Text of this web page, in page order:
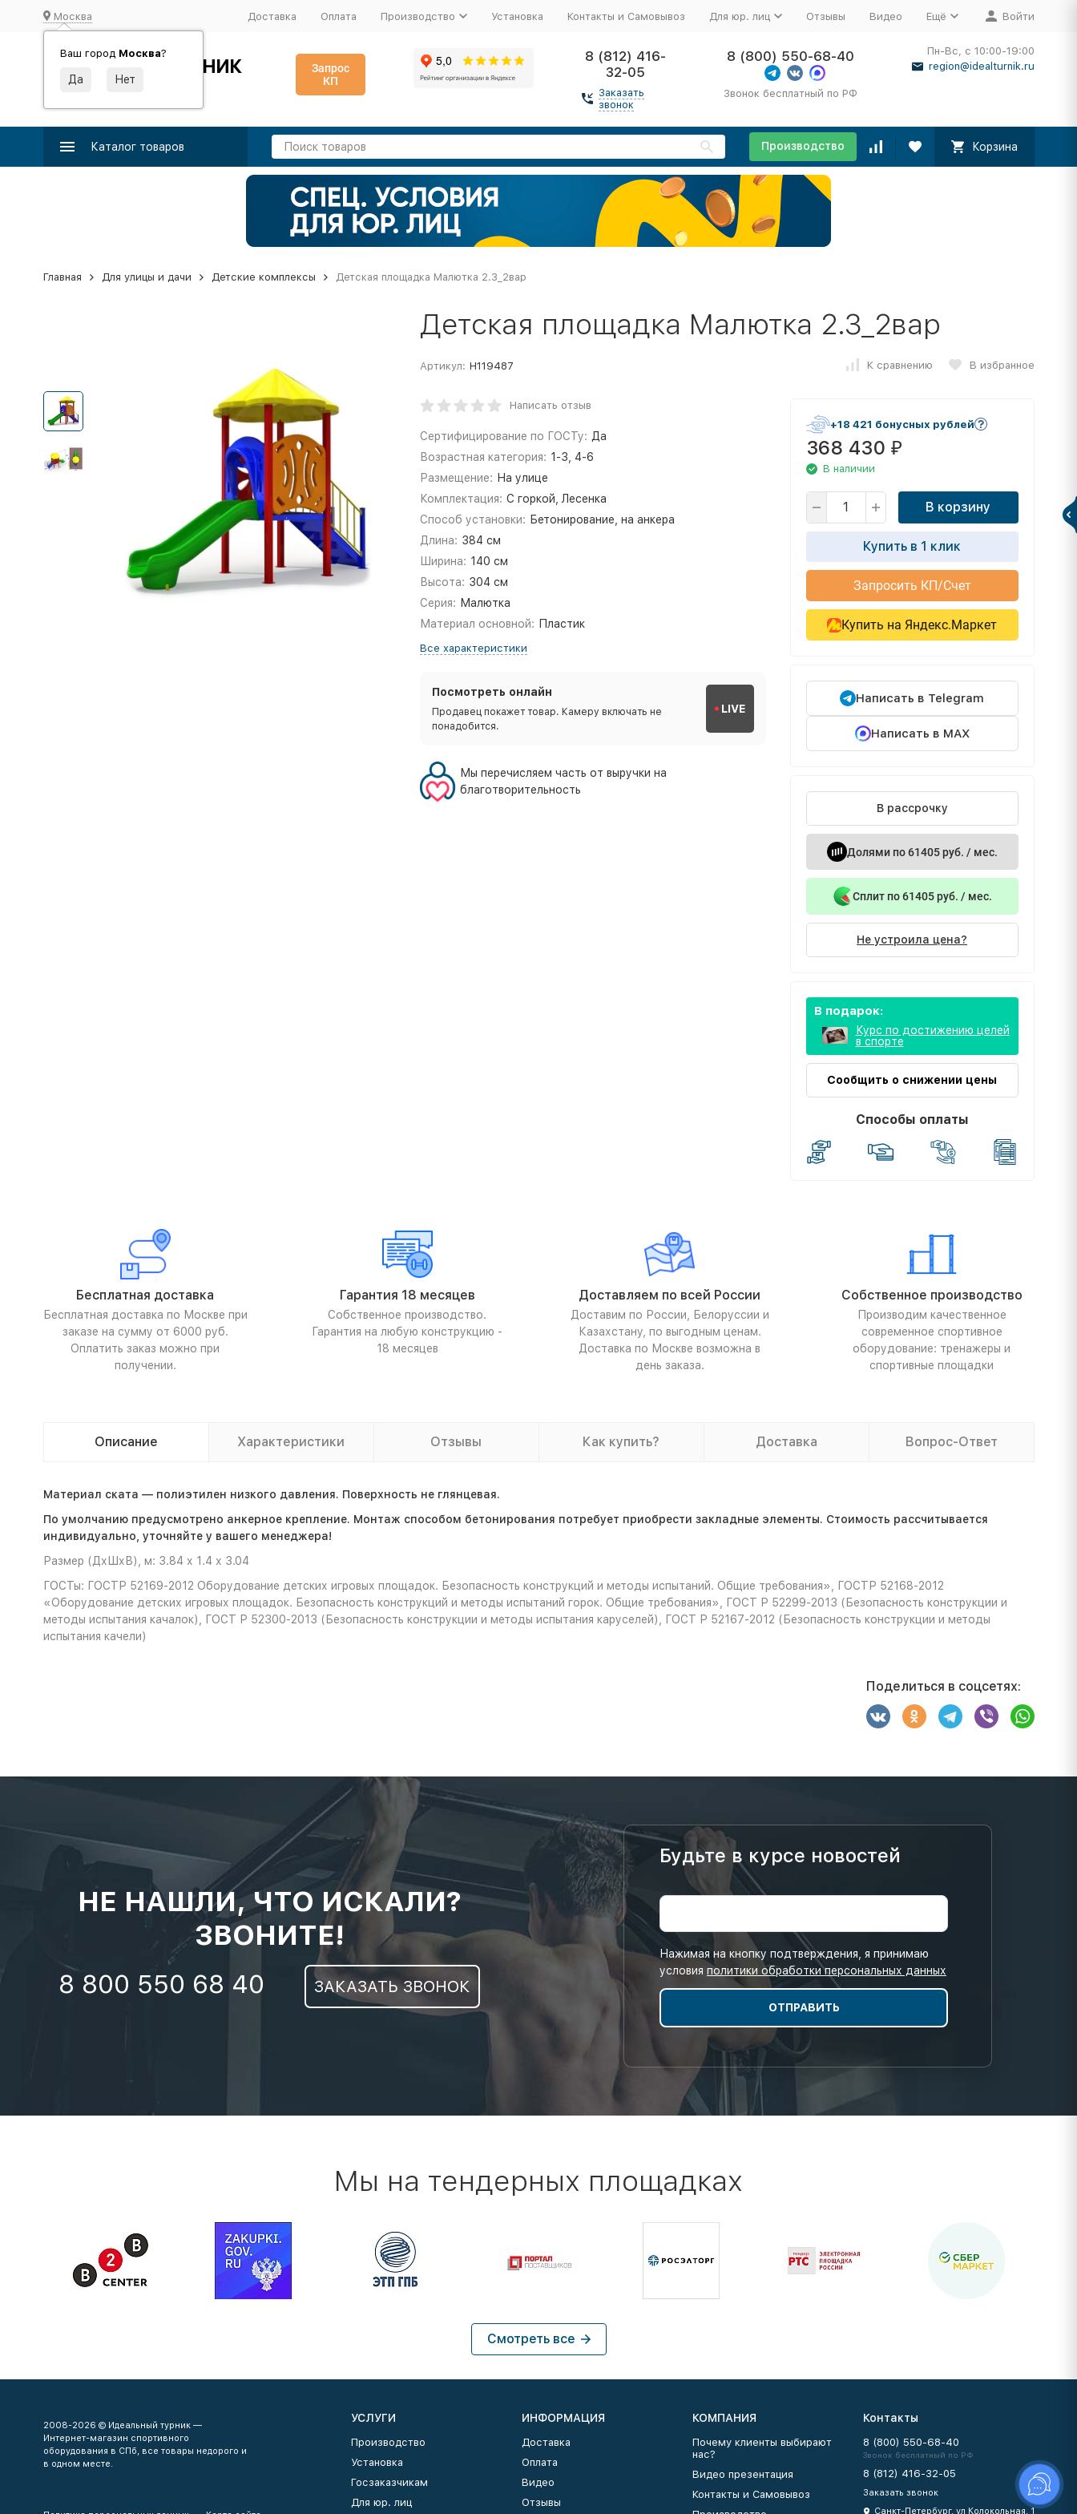
Москва
Ваш город Москва?
Доставка Оплата Производство Установка Контакты и Самовывоз Для юр. лиц Отзывы Видео Ещё Войти
ИДЕАЛЬНЫЙ ТУРНИК
Производство и поставка спортивного оборудования
Запрос
КП
8 (812) 416-
32-05
Заказать
звонок
8 (800) 550-68-40
Звонок бесплатный по РФ
Пн-Вс, с 10:00-19:00
region@idealturnik.ru
Каталог товаров Производство Корзина
Главная Для улицы и дачи Детские комплексы Детская площадка Малютка 2.3_2вар
Детская площадка Малютка 2.3_2вар
Артикул: Н119487 К сравнению В избранное
Написать отзыв
Сертифицирование по ГОСТу: Да
Возрастная категория: 1-3, 4-6
Размещение: На улице
Комплектация: С горкой, Лесенка
Способ установки: Бетонирование, на анкера
Длина: 384 см
Ширина: 140 см
Высота: 304 см
Серия: Малютка
Материал основной: Пластик
Все характеристики
Посмотреть онлайн
Продавец покажет товар. Камеру включать не
понадобится.
LIVE
Мы перечисляем часть от выручки на
благотворительность
+18 421 бонусных рублей
368 430 ₽
В наличии
В корзину
Купить в 1 клик
Запросить КП/Счет
Купить на Яндекс.Маркет
Написать в Telegram
Написать в MAX
В рассрочку
Долями по 61405 руб. / мес.
Сплит по 61405 руб. / мес.
Не устроила цена?
В подарок:
Курс по достижению целей
в спорте
Сообщить о снижении цены
Способы оплаты
Бесплатная доставка
Бесплатная доставка по Москве при
заказе на сумму от 6000 руб.
Оплатить заказ можно при
получении.
Гарантия 18 месяцев
Собственное производство.
Гарантия на любую конструкцию -
18 месяцев
Доставляем по всей России
Доставим по России, Белоруссии и
Казахстану, по выгодным ценам.
Доставка по Москве возможна в
день заказа.
Собственное производство
Производим качественное
современное спортивное
оборудование: тренажеры и
спортивные площадки
Описание Характеристики Отзывы Как купить? Доставка Вопрос-Ответ
Материал ската — полиэтилен низкого давления. Поверхность не глянцевая.
По умолчанию предусмотрено анкерное крепление. Монтаж способом бетонирования потребует приобрести закладные элементы. Стоимость расcчитывается
индивидуально, уточняйте у вашего менеджера!
Размер (ДхШхВ), м: 3.84 х 1.4 х 3.04
ГОСТы: ГОСТР 52169-2012 Оборудование детских игровых площадок. Безопасность конструкций и методы испытаний. Общие требования», ГОСТР 52168-2012
«Оборудование детских игровых площадок. Безопасность конструкций и методы испытаний горок. Общие требования», ГОСТ Р 52299-2013 (Безопасность конструкции и
методы испытания качалок), ГОСТ Р 52300-2013 (Безопасность конструкции и методы испытания каруселей), ГОСТ Р 52167-2012 (Безопасность конструкции и методы
испытания качели)
Поделиться в соцсетях:
НЕ НАШЛИ, ЧТО ИСКАЛИ?
ЗВОНИТЕ!
8 800 550 68 40 ЗАКАЗАТЬ ЗВОНОК
Будьте в курсе новостей
Нажимая на кнопку подтверждения, я принимаю
условия политики обработки персональных данных
Мы на тендерных площадках
Смотреть все
2008-2026 © Идеальный турник —
Интернет-магазин спортивного
оборудования в СПб, все товары недорого и
в одном месте.
УСЛУГИ
Производство
Установка
Госзаказчикам
Для юр. лиц
ИНФОРМАЦИЯ
Доставка
Оплата
Видео
Отзывы
КОМПАНИЯ
Почему клиенты выбирают
нас?
Видео презентация
Контакты и Самовывоз
Контакты
8 (800) 550-68-40
Звонок бесплатный по РФ
8 (812) 416-32-05
Заказать звонок
Санкт-Петербург, ул Колокольная, 1